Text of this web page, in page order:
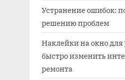
Устранение ошибок:
решению проблем
Наклейки на окно для
быстро изменить
ремонта